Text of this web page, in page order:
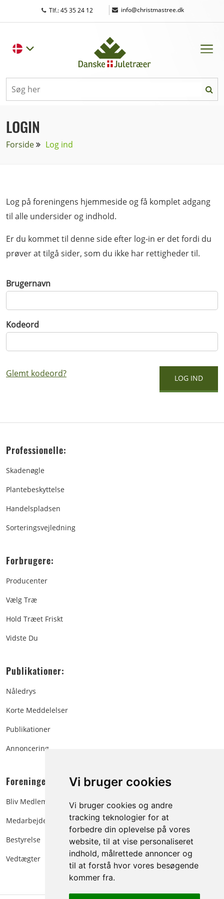
Vi bruger cookies
Vi bruger cookies og andre
tracking teknologier for at
forbedre din oplevelse på vores
website, til at vise personaliseret
indhold, målrettede annoncer og
til at forstå hvor vores besøgende
kommer fra.
Tlf.: 45 35 24 12 | info@christmastree.dk
LOGIN
Forside Log ind
Log på foreningens hjemmeside og få komplet adgang
til alle undersider og indhold.
Er du kommet til denne side efter log-in er det fordi du
prøver at tilgå sider, som du ikke har rettigheder til.
Brugernavn
Kodeord
Glemt kodeord?
Professionelle:
Skadenøgle
Plantebeskyttelse
Handelspladsen
Sorteringsvejledning
Forbrugere:
Producenter
Vælg Træ
Hold Træet Friskt
Vidste Du
Publikationer:
Nåledrys
Korte Meddelelser
Publikationer
Annoncering
Foreningen:
Bliv Medlem
Medarbejdere
Bestyrelse
Vedtægter